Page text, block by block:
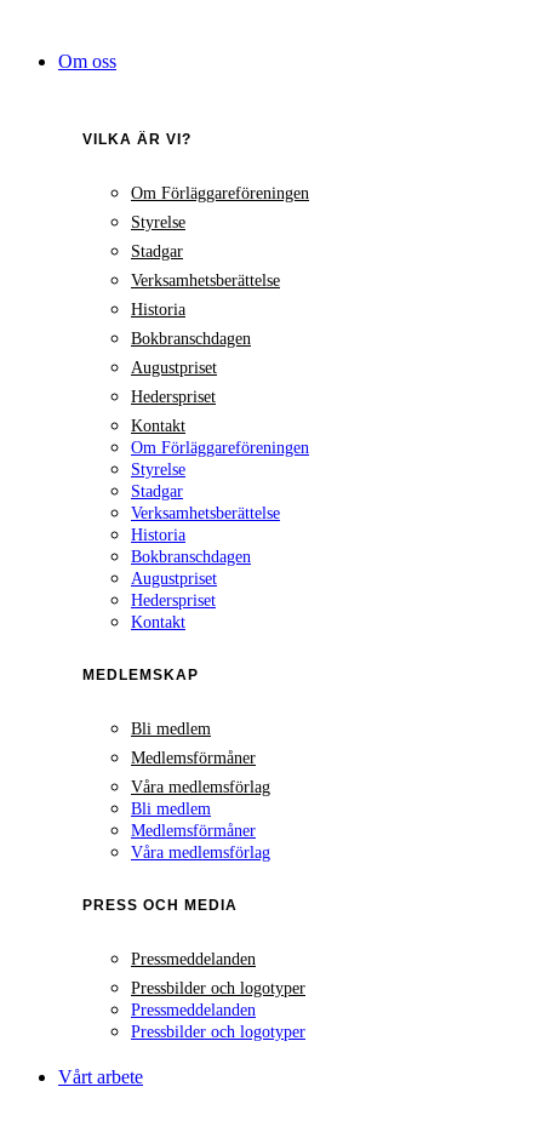
innehållOm oss
VILKA ÄR VI?
Om Förläggareföreningen
Styrelse
Stadgar
Verksamhetsberättelse
Historia
Bokbranschdagen
Augustpriset
Hederspriset
Kontakt
Om Förläggareföreningen
Styrelse
Stadgar
Verksamhetsberättelse
Historia
Bokbranschdagen
Augustpriset
Hederspriset
Kontakt
MEDLEMSKAP
Bli medlem
Medlemsförmåner
Våra medlemsförlag
Bli medlem
Medlemsförmåner
Våra medlemsförlag
PRESS OCH MEDIA
Pressmeddelanden
Pressbilder och logotyper
Pressmeddelanden
Pressbilder och logotyper
Vårt arbete